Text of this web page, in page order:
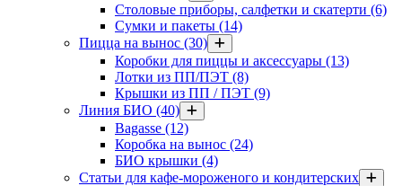
Столовые приборы, салфетки и скатерти (6)
Сумки и пакеты (14)
Пицца на вынос (30)
Коробки для пиццы и аксессуары (13)
Лотки из ПП/ПЭТ (8)
Крышки из ПП / ПЭТ (9)
Линия БИО (40)
Bagasse (12)
Коробка на вынос (24)
БИО крышки (4)
Статьи для кафе-мороженого и кондитерских